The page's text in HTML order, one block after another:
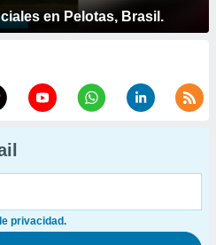
en Pelotas, Brasil.
privacidad.